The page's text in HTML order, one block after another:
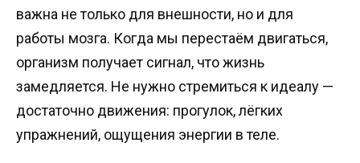
важна не только для внешности, но и для
работы мозга. Когда мы перестаём двигаться,
организм получает сигнал, что жизнь
замедляется. Не нужно стремиться к идеалу —
достаточно движения: прогулок, лёгких
упражнений, ощущения энергии в теле.